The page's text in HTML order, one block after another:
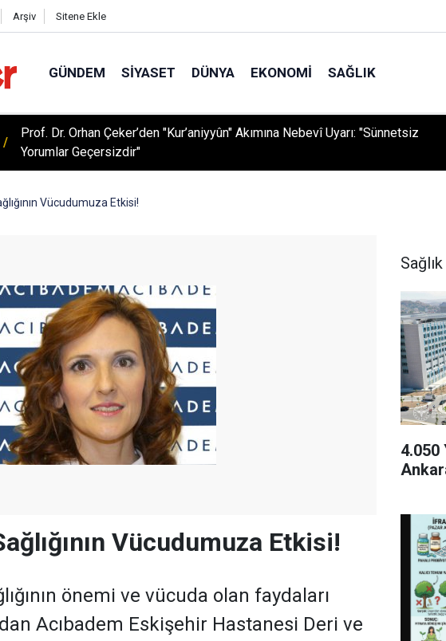
Arşiv Sitene Ekle
GÜNDEM SIYASET DÜNYA EKONOMI SAĞLIK
Prof. Dr. Orhan Çeker’den "Kur’aniyyûn" Akımına Nebevî Uyarı: "Sünnetsiz
Yorumlar Geçersizdir"
Vücudumuza Etkisi!
Vücudumuza Etkisi!
önemi ve vücuda olan faydaları
Acıbadem Eskişehir Hastanesi Deri ve
Sağlık
4.050